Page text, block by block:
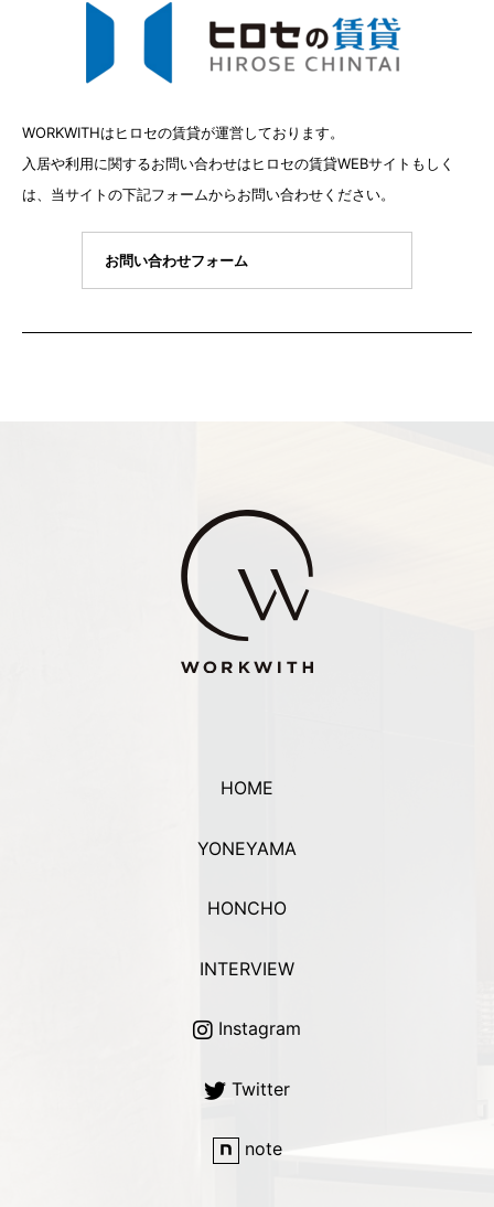
WORKWITHはヒロセの賃貸が運営しております。
入居や利用に関するお問い合わせはヒロセの賃貸WEBサイトもしく
は、当サイトの下記フォームからお問い合わせください。
お問い合わせフォーム
HOME
YONEYAMA
HONCHO
INTERVIEW
Instagram
Twitter
note